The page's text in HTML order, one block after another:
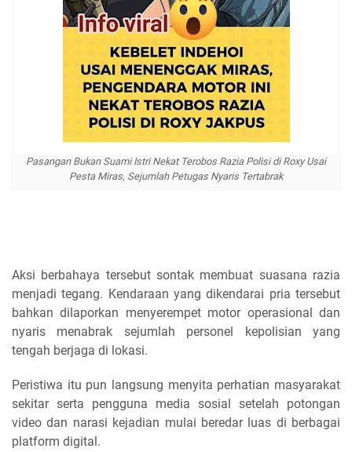
Pasangan Bukan Suami Istri Nekat Terobos Razia Polisi di Roxy Usai
Pesta Miras, Sejumlah Petugas Nyaris Tertabrak
Aksi berbahaya tersebut sontak membuat suasana razia
menjadi tegang. Kendaraan yang dikendarai pria tersebut
bahkan dilaporkan menyerempet motor operasional dan
nyaris menabrak sejumlah personel kepolisian yang
tengah berjaga di lokasi.
Peristiwa itu pun langsung menyita perhatian masyarakat
sekitar serta pengguna media sosial setelah potongan
video dan narasi kejadian mulai beredar luas di berbagai
platform digital.